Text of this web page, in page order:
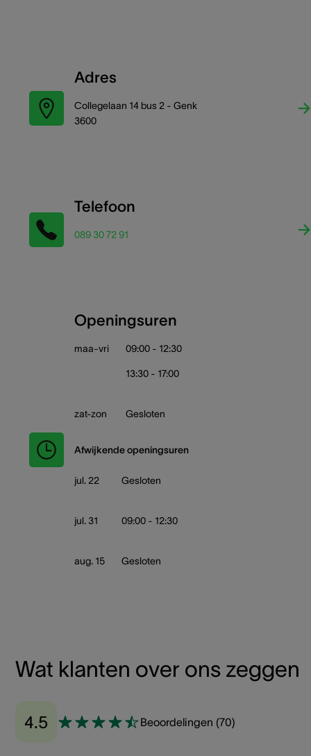
Adres
Collegelaan 14 bus 2 - Genk
3600
Telefoon
089 30 72 91
Openingsuren
maa-vri 09:00 - 12:30
13:30 - 17:00
zat-zon Gesloten
Afwijkende openingsuren
jul. 22 Gesloten
jul. 31 09:00 - 12:30
aug. 15 Gesloten
Wat klanten over ons zeggen
4.5 Beoordelingen (70)